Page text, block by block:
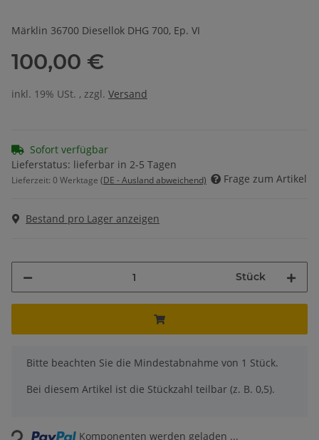
Märklin 36700 Diesellok DHG 700, Ep. VI
100,00 €
inkl. 19% USt. , zzgl. Versand
Sofort verfügbar
Lieferstatus: lieferbar in 2-5 Tagen
Lieferzeit: 0 Werktage (DE - Ausland abweichend) Frage zum Artikel
Bestand pro Lager anzeigen
Stück
x
Bitte beachten Sie die Mindestabnahme von 1 Stück.
Bei diesem Artikel ist die Stückzahl teilbar (z. B. 0,5).
Loading... Komponenten werden geladen ...